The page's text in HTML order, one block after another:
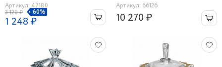
Артикул: 47180
3 120 ₽
60%
1 248 ₽
Артикул: 66126
10 270 ₽